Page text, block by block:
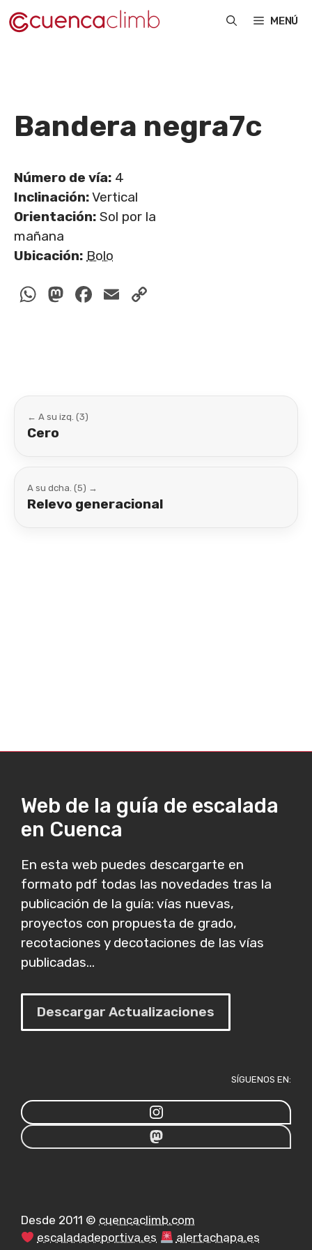
Saltar
al
MENÚ
Bandera negra7c
Número de vía: 4
Inclinación:Vertical
Orientación: Sol por la
mañana
Ubicación: Bolo
WhatsApp
Mastodon
Facebook
Email
← A su izq. (3)
Cero
A su dcha. (5) →
Relevo generacional
Web de la guía de escalada
en Cuenca
En esta web puedes descargarte en
formato pdf todas las novedades tras la
publicación de la guía: vías nuevas,
proyectos con propuesta de grado,
recotaciones y decotaciones de las vías
publicadas...
Descargar Actualizaciones
SÍGUENOS EN:
Desde 2011 © cuencaclimb.com
escaladadeportiva.es
alertachapa.es